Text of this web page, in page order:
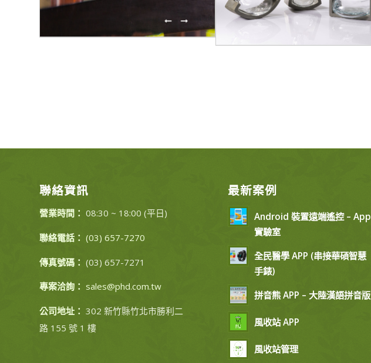
聯絡資訊
營業時間： 08:30 ~ 18:00 (平日)
聯絡電話： (03) 657-7270
傳真號碼： (03) 657-7271
專案洽詢： sales@phd.com.tw
公司地址： 302 新竹縣竹北市勝利二
路 155 號 1 樓
最新案例
Android 裝置遠端遙控 – App
實驗室
全民醫學 APP (串接華碩智慧
手錶)
拼音熊 APP – 大陸漢語拼音版
風收站 APP
風收站管理